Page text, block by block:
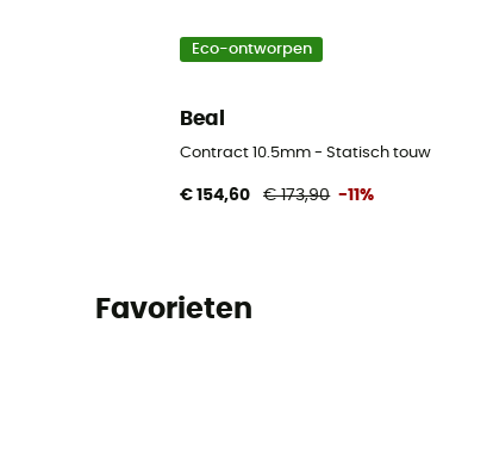
Eco-ontworpen
Beal
Contract 10.5mm - Statisch touw
€ 154,60 € 173,90 -11%
Favorieten